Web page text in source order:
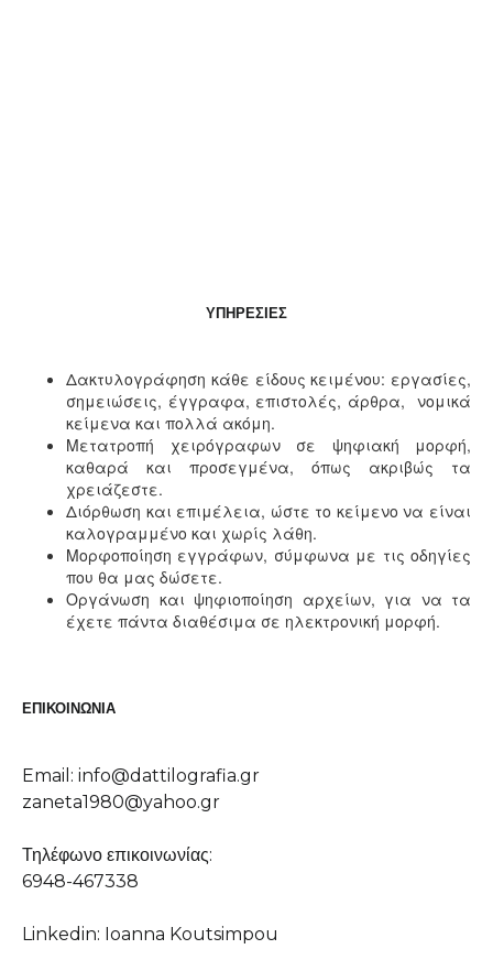
ΥΠΗΡΕΣΙΕΣ
Δακτυλογράφηση κάθε είδους κειμένου: εργασίες,
σημειώσεις, έγγραφα, επιστολές, άρθρα, νομικά
κείμενα και πολλά ακόμη.
Μετατροπή χειρόγραφων σε ψηφιακή μορφή,
καθαρά και προσεγμένα, όπως ακριβώς τα
χρειάζεστε.
Διόρθωση και επιμέλεια, ώστε το κείμενο να είναι
καλογραμμένο και χωρίς λάθη.
Μορφοποίηση εγγράφων, σύμφωνα με τις οδηγίες
που θα μας δώσετε.
Οργάνωση και ψηφιοποίηση αρχείων, για να τα
έχετε πάντα διαθέσιμα σε ηλεκτρονική μορφή.
ΕΠΙΚΟΙΝΩΝΊΑ
Email: info@dattilografia.gr
zaneta1980@yahoo.gr
Τηλέφωνο επικοινωνίας:
6948-467338
Linkedin: Ioanna Koutsimpou